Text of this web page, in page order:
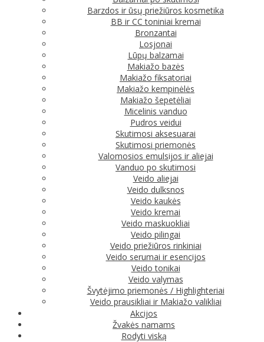
Barzdos ir ūsų priežiūros kosmetika
BB ir CC toniniai kremai
Bronzantai
Losjonai
Lūpų balzamai
Makiažo bazės
Makiažo fiksatoriai
Makiažo kempinėlės
Makiažo šepetėliai
Micelinis vanduo
Pudros veidui
Skutimosi aksesuarai
Skutimosi priemonės
Valomosios emulsijos ir aliejai
Vanduo po skutimosi
Veido aliejai
Veido dulksnos
Veido kaukės
Veido kremai
Veido maskuokliai
Veido pilingai
Veido priežiūros rinkiniai
Veido serumai ir esencijos
Veido tonikai
Veido valymas
Švytėjimo priemonės / Highlighteriai
Veido prausikliai ir Makiažo valikliai
Akcijos
Žvakės namams
Rodyti viską